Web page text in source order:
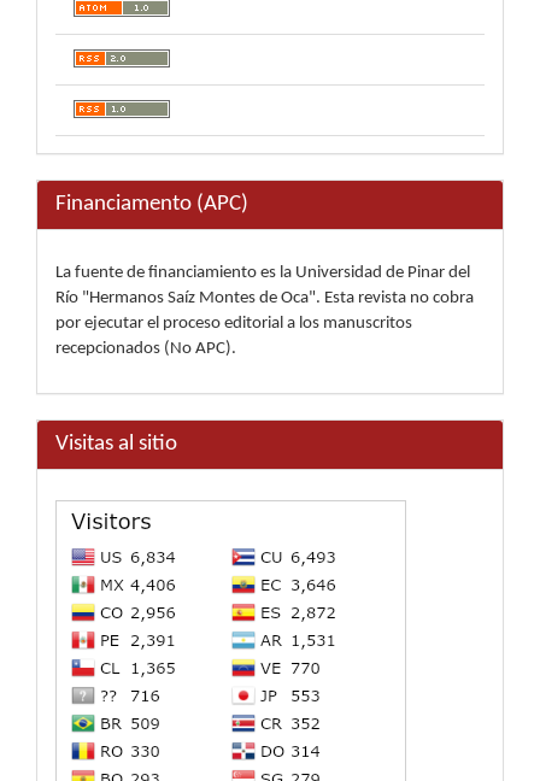
Financiamento (APC)
La fuente de financiamiento es la Universidad de Pinar del
Río "Hermanos Saíz Montes de Oca". Esta revista no cobra
por ejecutar el proceso editorial a los manuscritos
recepcionados (No APC).
Visitas al sitio